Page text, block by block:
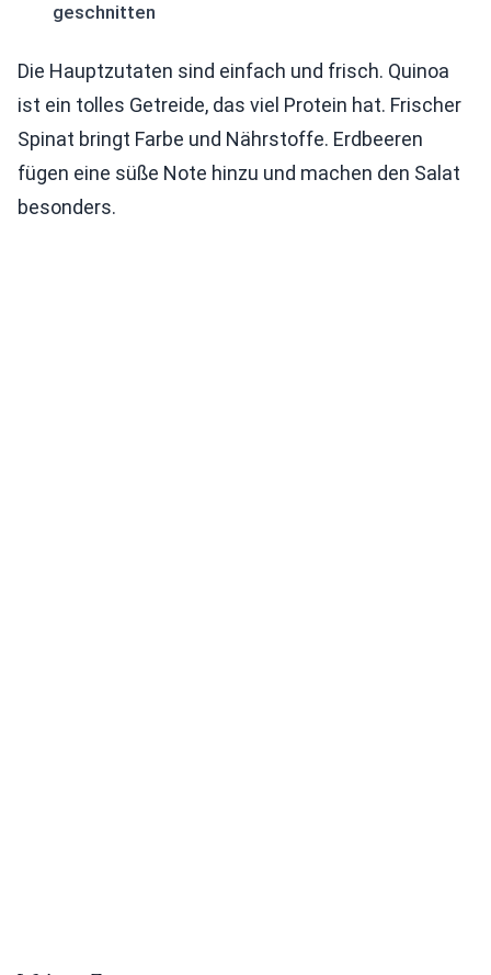
geschnitten
Die Hauptzutaten sind einfach und frisch. Quinoa
ist ein tolles Getreide, das viel Protein hat. Frischer
Spinat bringt Farbe und Nährstoffe. Erdbeeren
fügen eine süße Note hinzu und machen den Salat
besonders.